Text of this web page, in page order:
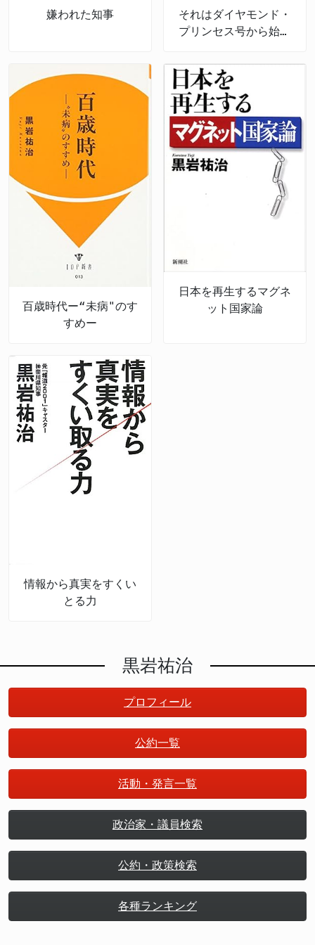
嫌われた知事
それはダイヤモンド・
プリンセス号から始ま
250日間の真実
百歳時代ー“未病"のす
すめー
日本を再生するマグネ
ット国家論
情報から真実をすくい
とる力
黒岩祐治
プロフィール
公約一覧
活動・発言一覧
政治家・議員検索
公約・政策検索
各種ランキング